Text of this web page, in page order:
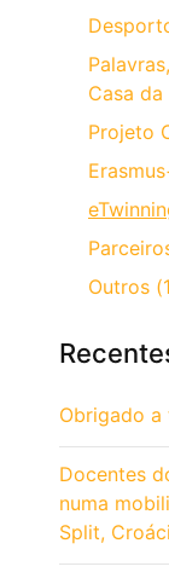
Casa da
Projeto
Outros
Obrigado a
Docentes
numa
Split,